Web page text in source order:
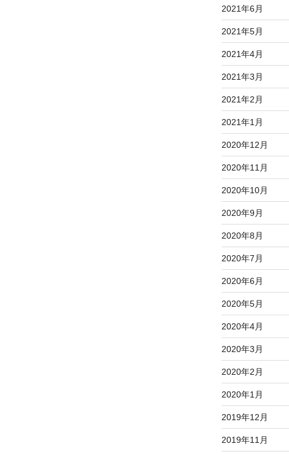
2021年6月
2021年5月
2021年4月
2021年3月
2021年2月
2021年1月
2020年12月
2020年11月
2020年10月
2020年9月
2020年8月
2020年7月
2020年6月
2020年5月
2020年4月
2020年3月
2020年2月
2020年1月
2019年12月
2019年11月